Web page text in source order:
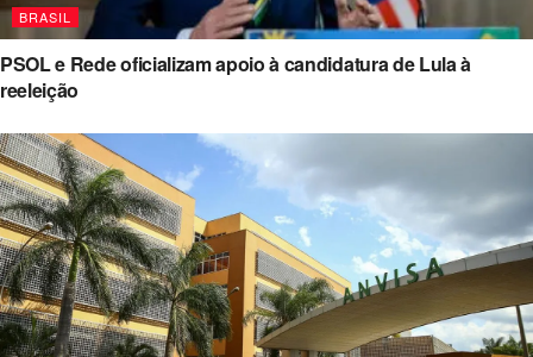
BRASIL
PSOL e Rede oficializam apoio à candidatura de Lula à
reeleição